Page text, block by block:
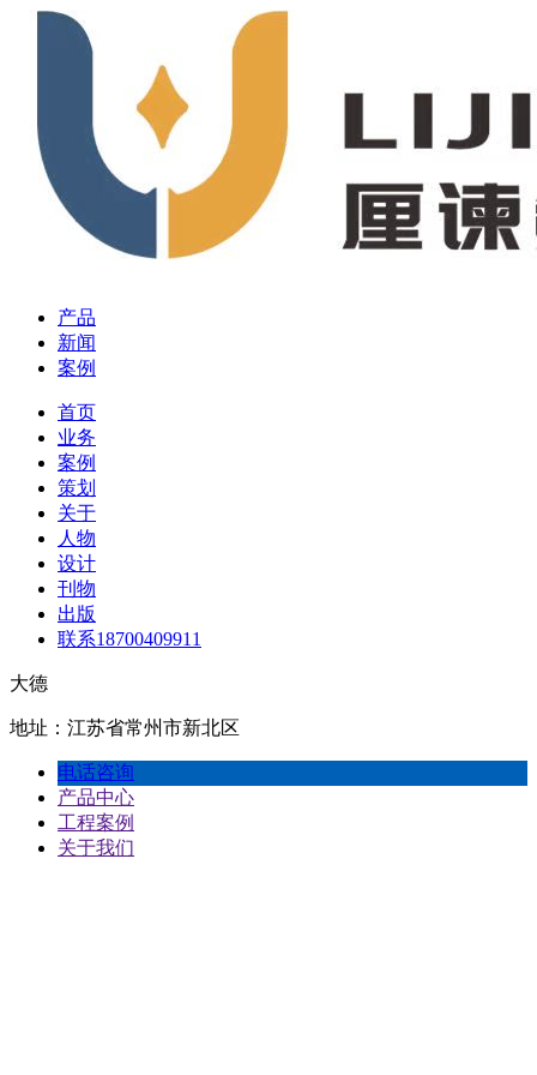
产品
新闻
案例
首页
业务
案例
策划
关于
人物
设计
刊物
出版
联系18700409911
大德
地址：江苏省常州市新北区
电话咨询
产品中心
工程案例
关于我们